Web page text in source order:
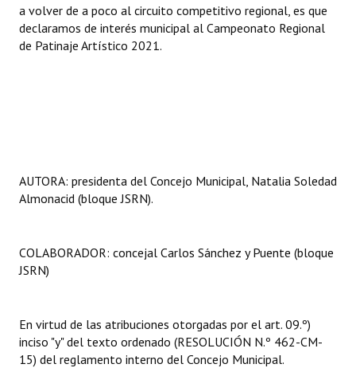
a volver de a poco al circuito competitivo regional, es que
declaramos de interés municipal al Campeonato Regional
de Patinaje Artístico 2021.
AUTORA: presidenta del Concejo Municipal, Natalia Soledad
Almonacid (bloque JSRN).
COLABORADOR: concejal Carlos Sánchez y Puente (bloque
JSRN)
En virtud de las atribuciones otorgadas por el art. 09.º)
inciso "y" del texto ordenado (RESOLUCIÓN N.º 462-CM-
15) del reglamento interno del Concejo Municipal.